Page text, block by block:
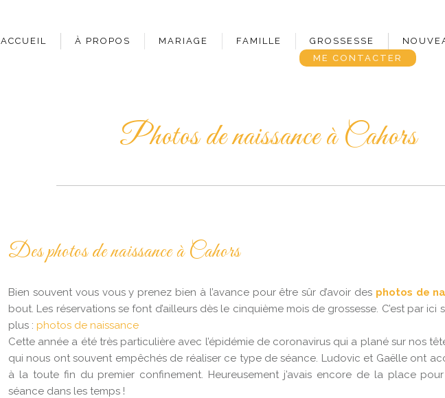
ACCUEIL À PROPOS MARIAGE FAMILLE GROSSESSE
ME CONTACTER
Photos de naissance à Cahors
Des photos de naissance à Cahors
Bien souvent vous vous y prenez bien à l’avance pour être sûr d’avoir des photos de
bout. Les réservations se font d’ailleurs dès le cinquième mois de grossesse. C’est par ici
plus : photos de naissance
Cette année a été très particulière avec l’épidémie de coronavirus qui a plané sur nos
qui nous ont souvent empêchés de réaliser ce type de séance. Ludovic et Gaëlle ont
à la toute fin du premier confinement. Heureusement j’avais encore de la place
séance dans les temps !